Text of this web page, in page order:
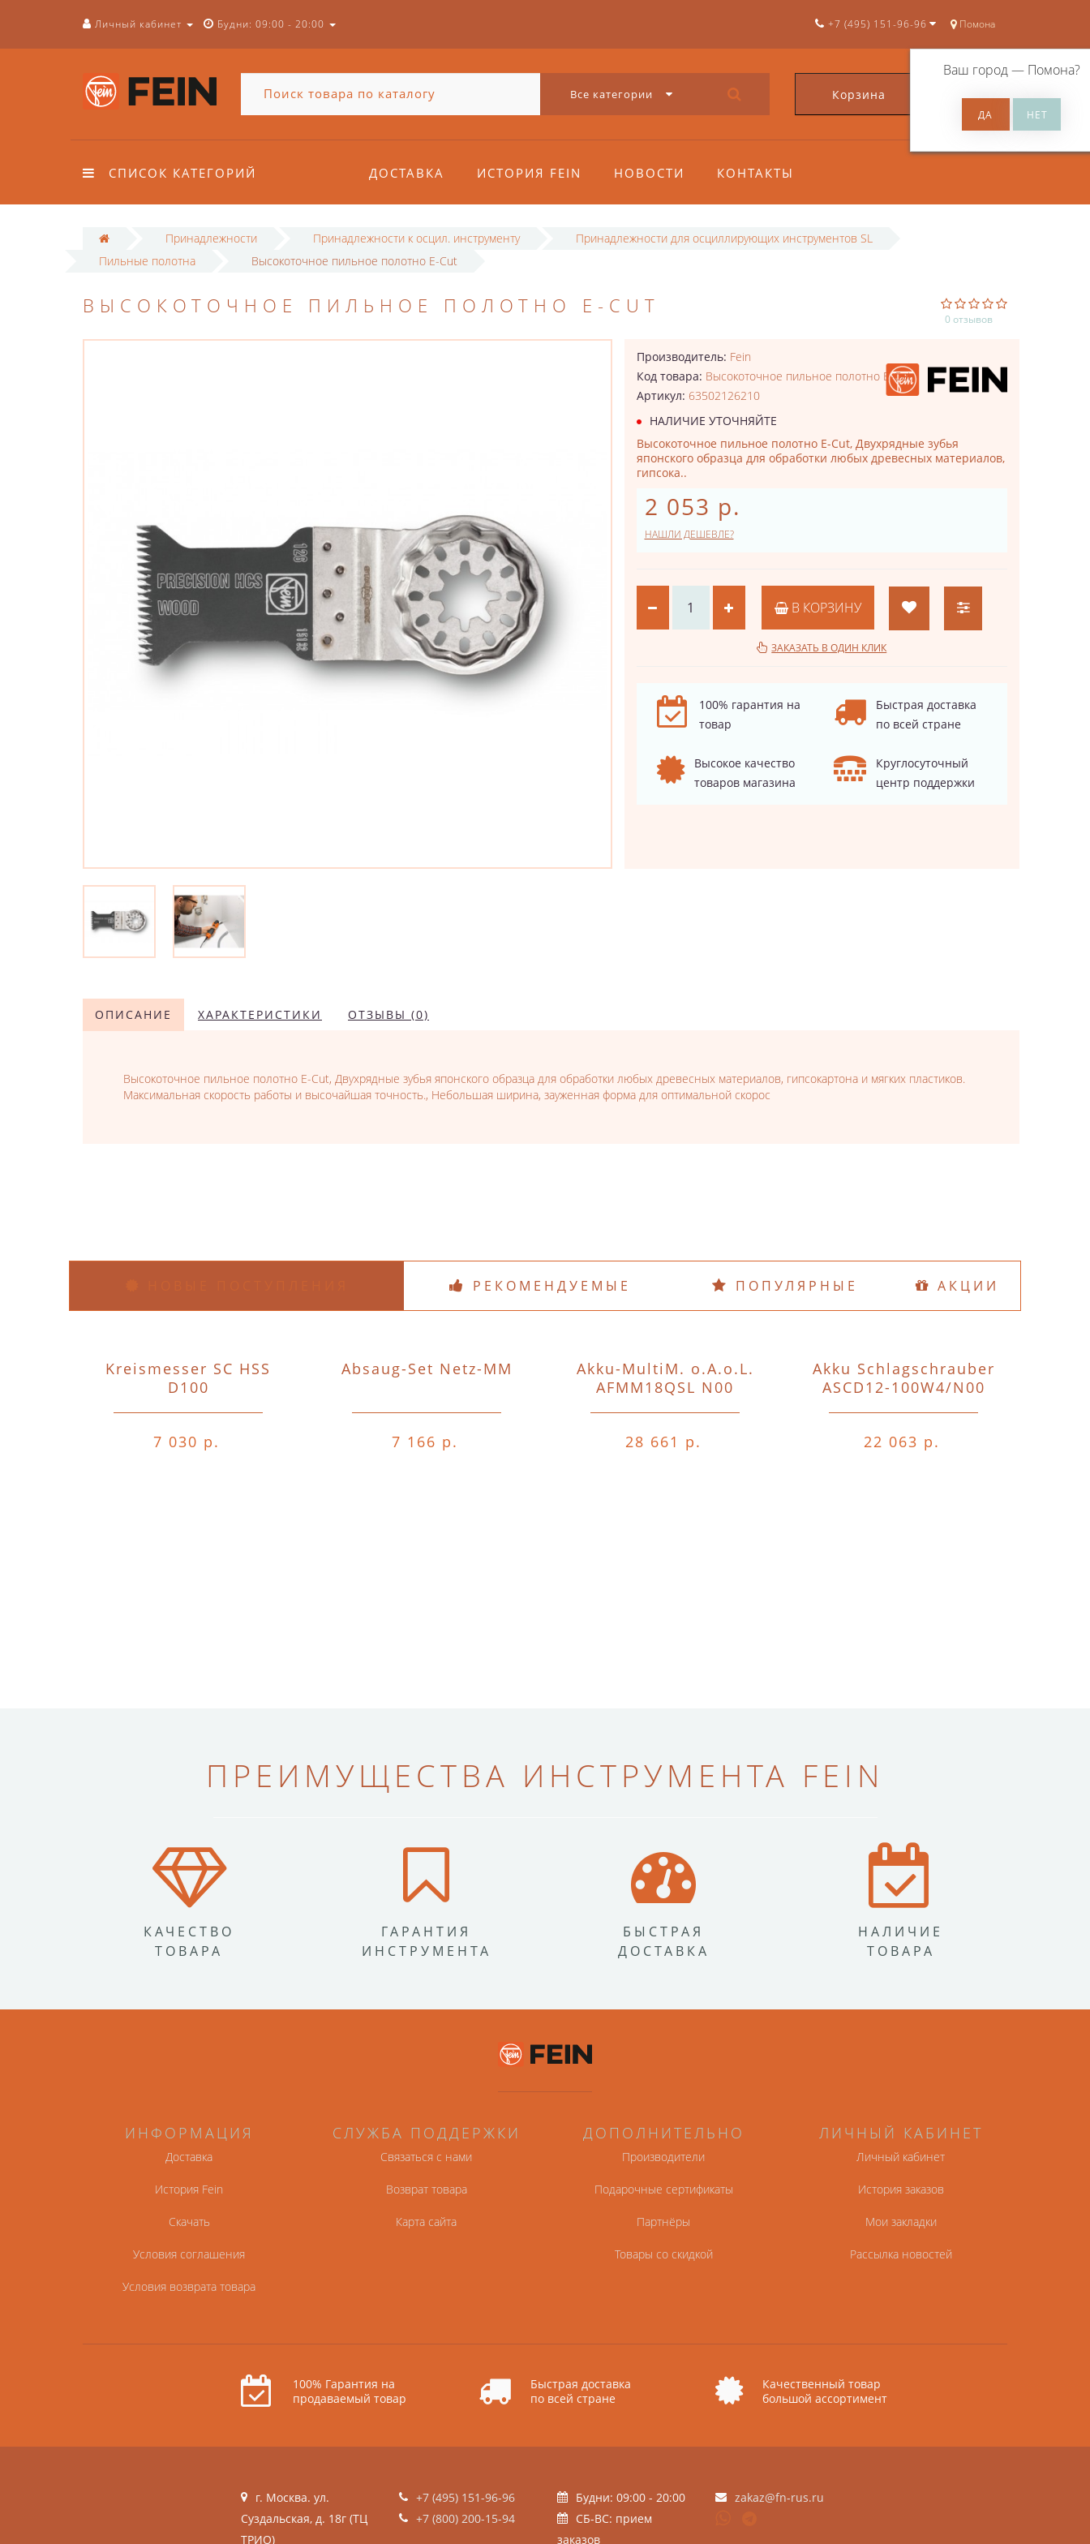
Личный кабинет Будни: 09:00 - 20:00 Помона
Ваш город — Помона?
+7 (495) 151-96-96
Все категории Корзина 0
СПИСОК КАТЕГОРИЙ ДОСТАВКА ИСТОРИЯ FEIN НОВОСТИ КОНТАКТЫ
Принадлежности Принадлежности к осцил. инструменту
Принадлежности для осциллирующих инструментов SL
Пильные полотна
Высокоточное пильное полотно E-Cut
ВЫСОКОТОЧНОЕ ПИЛЬНОЕ ПОЛОТНО E-CUT
0 отзывов
Производитель: Fein
Код товара: Высокоточное пильное полотно E-Cut
Артикул: 63502126210
НАЛИЧИЕ УТОЧНЯЙТЕ
Высокоточное пильное полотно E-Cut, Двухрядные зубья
японского образца для обработки любых древесных материалов,
гипсока..
2 053 р.
НАШЛИ ДЕШЕВЛЕ?
В КОРЗИНУ
ЗАКАЗАТЬ В ОДИН КЛИК
100% гарантия на
товар
Быстрая доставка
по всей стране
Высокое качество
товаров магазина
Круглосуточный
центр поддержки
ОПИСАНИЕ ХАРАКТЕРИСТИКИ ОТЗЫВЫ (0)
Высокоточное пильное полотно E-Cut, Двухрядные зубья японского образца для обработки любых древесных материалов, гипсокартона и мягких пластиков.
Максимальная скорость работы и высочайшая точность., Небольшая ширина, зауженная форма для оптимальной скорос
РЕКОМЕНДУЕМЫЕ ПОПУЛЯРНЫЕ АКЦИИ
Kreismesser SC HSS
D100
7 030 р.
Absaug-Set Netz-MM
7 166 р.
Akku-MultiM. o.A.o.L.
AFMM18QSL N00
28 661 р.
Akku Schlagschrauber
ASCD12-100W4/N00
22 063 р.
ПРЕИМУЩЕСТВА ИНСТРУМЕНТА FEIN
КАЧЕСТВО
ТОВАРА
ГАРАНТИЯ
ИНСТРУМЕНТА
БЫСТРАЯ
ДОСТАВКА
НАЛИЧИЕ
ТОВАРА
ИНФОРМАЦИЯ
Доставка
История Fein
Скачать
Условия соглашения
Условия возврата товара
СЛУЖБА ПОДДЕРЖКИ
Связаться с нами
Возврат товара
Карта сайта
ДОПОЛНИТЕЛЬНО
Производители
Подарочные сертификаты
Партнёры
Товары со скидкой
ЛИЧНЫЙ КАБИНЕТ
Личный кабинет
История заказов
Мои закладки
Рассылка новостей
100% Гарантия на
продаваемый товар
Быстрая доставка
по всей стране
Качественный товар
большой ассортимент
г. Москва. ул.
Суздальская, д. 18г (ТЦ
ТРИО)
+7 (495) 151-96-96
+7 (800) 200-15-94
Будни: 09:00 - 20:00
СБ-ВС: прием
заказов
zakaz@fn-rus.ru